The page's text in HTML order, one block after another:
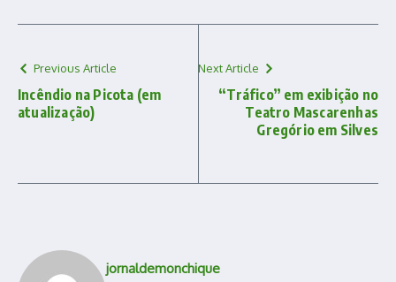
Previous Article
Incêndio na Picota (em
atualização)
Next Article
“Tráfico” em exibição no
Teatro Mascarenhas
Gregório em Silves
jornaldemonchique